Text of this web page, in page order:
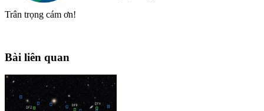
Trân trọng cám ơn!
Bài liên quan